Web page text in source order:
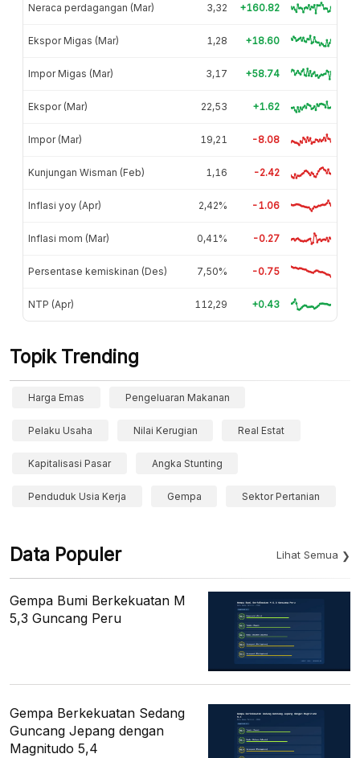
Neraca perdagangan (Mar) 3,32 +160.82
Ekspor Migas (Mar) 1,28 +18.60
Impor Migas (Mar) 3,17 +58.74
Ekspor (Mar) 22,53 +1.62
Impor (Mar) 19,21 -8.08
Kunjungan Wisman (Feb) 1,16 -2.42
Inflasi yoy (Apr) 2,42% -1.06
Inflasi mom (Mar) 0,41% -0.27
Persentase kemiskinan (Des) 7,50% -0.75
NTP (Apr) 112,29 +0.43
Topik Trending
Harga Emas Pengeluaran Makanan
Pelaku Usaha Nilai Kerugian Real Estat
Kapitalisasi Pasar Angka Stunting
Penduduk Usia Kerja Gempa Sektor Pertanian
Data Populer Lihat Semua
Gempa Bumi Berkekuatan M
5,3 Guncang Peru
Gempa Berkekuatan Sedang
Guncang Jepang dengan
Magnitudo 5,4